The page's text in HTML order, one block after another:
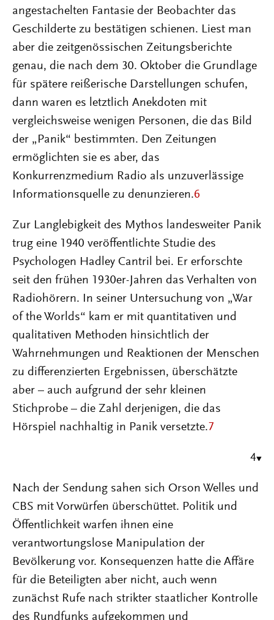
angestachelten Fantasie der Beobachter das
Geschilderte zu bestätigen schienen. Liest man
aber die zeitgenössischen Zeitungsberichte
genau, die nach dem 30. Oktober die Grundlage
für spätere reißerische Darstellungen schufen,
dann waren es letztlich Anekdoten mit
vergleichsweise wenigen Personen, die das Bild
der „Panik“ bestimmten. Den Zeitungen
ermöglichten sie es aber, das
Konkurrenzmedium Radio als unzuverlässige
Informationsquelle zu denunzieren.6
Zur Langlebigkeit des Mythos landesweiter Panik
trug eine 1940 veröffentlichte Studie des
Psychologen Hadley Cantril bei. Er erforschte
seit den frühen 1930er-Jahren das Verhalten von
Radiohörern. In seiner Untersuchung von „War
of the Worlds“ kam er mit quantitativen und
qualitativen Methoden hinsichtlich der
Wahrnehmungen und Reaktionen der Menschen
zu differenzierten Ergebnissen, überschätzte
aber – auch aufgrund der sehr kleinen
Stichprobe – die Zahl derjenigen, die das
Hörspiel nachhaltig in Panik versetzte.7
4
Nach der Sendung sahen sich Orson Welles und
CBS mit Vorwürfen überschüttet. Politik und
Öffentlichkeit warfen ihnen eine
verantwortungslose Manipulation der
Bevölkerung vor. Konsequenzen hatte die Affäre
für die Beteiligten aber nicht, auch wenn
zunächst Rufe nach strikter staatlicher Kontrolle
des Rundfunks aufgekommen und